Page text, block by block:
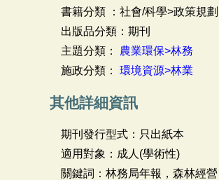
書籍分類 ：社會/科學>政策規劃
出版品分類：期刊
主題分類： 農業環保>林務
施政分類： 環境資源>林業
其他詳細資訊
期刊發行型式：只出紙本
適用對象：成人(學術性)
關鍵詞：林務局年報，森林經